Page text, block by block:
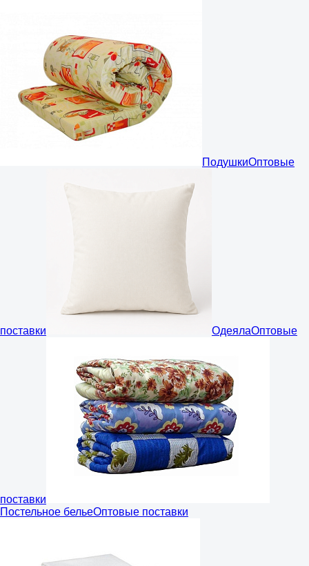
ПодушкиОптовые
поставки ОдеялаОптовые
поставки
Постельное бельеОптовые поставки